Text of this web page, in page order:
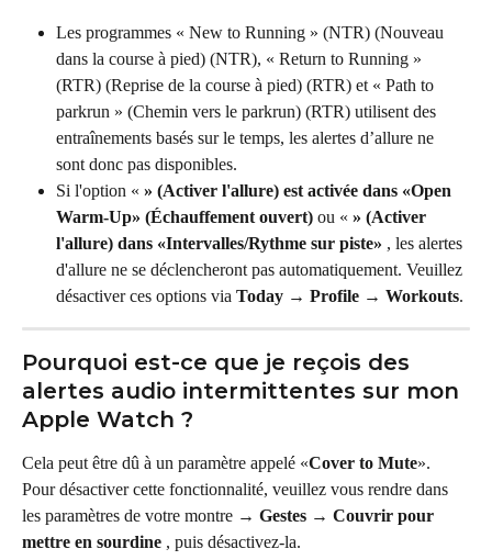
Les programmes « New to Running » (NTR) (Nouveau
dans la course à pied) (NTR), « Return to Running »
(RTR) (Reprise de la course à pied) (RTR) et « Path to
parkrun » (Chemin vers le parkrun) (RTR) utilisent des
entraînements basés sur le temps, les alertes d’allure ne
sont donc pas disponibles.
Si l'option « » (Activer l'allure) est activée dans «Open
Warm-Up» (Échauffement ouvert) ou « » (Activer
l'allure) dans «Intervalles/Rythme sur piste» , les alertes
d'allure ne se déclencheront pas automatiquement. Veuillez
désactiver ces options via Today → Profile → Workouts.
Pourquoi est-ce que je reçois des
alertes audio intermittentes sur mon
Apple Watch ?
Cela peut être dû à un paramètre appelé «Cover to Mute».
Pour désactiver cette fonctionnalité, veuillez vous rendre dans
les paramètres de votre montre → Gestes → Couvrir pour
mettre en sourdine , puis désactivez-la.